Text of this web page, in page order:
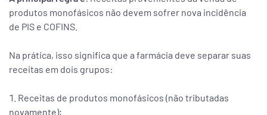
produtos monofásicos não devem sofrer nova incidência
de PIS e COFINS.
Na prática, isso significa que a farmácia deve separar suas
receitas em dois grupos:
Receitas de produtos monofásicos (não tributadas
novamente);